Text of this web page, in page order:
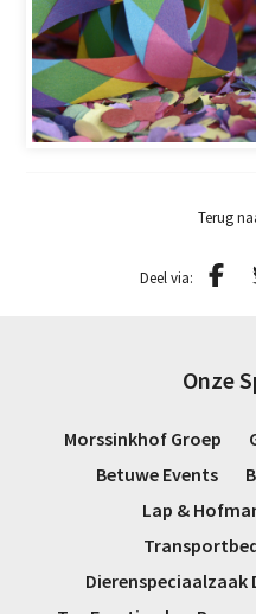
Terug
Deel via:
Onze
Morssinkhof Groep
Betuwe Events
Lap &
Dierenspeciaalzaak